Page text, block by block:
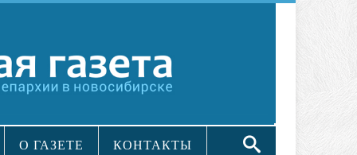
О ГАЗЕТЕ КОНТАКТЫ